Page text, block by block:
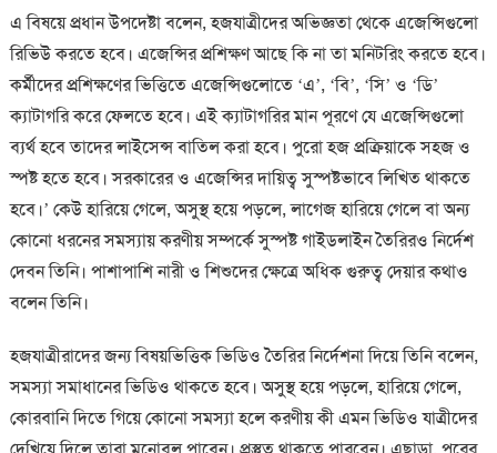
এ বিষয়ে প্রধান উপদেষ্টা বলেন, হজযাত্রীদের অভিজ্ঞতা থেকে এজেন্সিগুলো
রিভিউ করতে হবে। এজেন্সির প্রশিক্ষণ আছে কি না তা মনিটরিং করতে হবে।
কর্মীদের প্রশিক্ষণের ভিত্তিতে এজেন্সিগুলোতে ‘এ’, ‘বি’, ‘সি’ ও ‘ডি’
ক্যাটাগরি করে ফেলতে হবে। এই ক্যাটাগরির মান পূরণে যে এজেন্সিগুলো
ব্যর্থ হবে তাদের লাইসেন্স বাতিল করা হবে। পুরো হজ প্রক্রিয়াকে সহজ ও
স্পষ্ট হতে হবে। সরকারের ও এজেন্সির দায়িত্ব সুস্পষ্টভাবে লিখিত থাকতে
হবে।’ কেউ হারিয়ে গেলে, অসুস্থ হয়ে পড়লে, লাগেজ হারিয়ে গেলে বা অন্য
কোনো ধরনের সমস্যায় করণীয় সম্পর্কে সুস্পষ্ট গাইডলাইন তৈরিরও নির্দেশ
দেবন তিনি। পাশাপাশি নারী ও শিশুদের ক্ষেত্রে অধিক গুরুত্ব দেয়ার কথাও
বলেন তিনি।
হজযাত্রীরাদের জন্য বিষয়ভিত্তিক ভিডিও তৈরির নির্দেশনা দিয়ে তিনি বলেন,
সমস্যা সমাধানের ভিডিও থাকতে হবে। অসুস্থ হয়ে পড়লে, হারিয়ে গেলে,
কোরবানি দিতে গিয়ে কোনো সমস্যা হলে করণীয় কী এমন ভিডিও যাত্রীদের